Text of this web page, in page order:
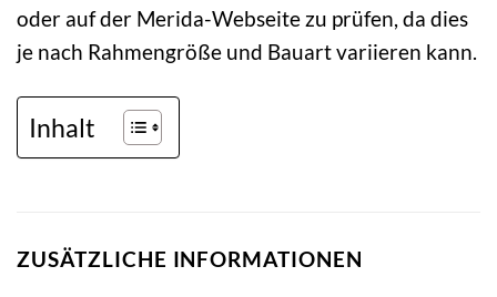
oder auf der Merida-Webseite zu prüfen, da dies
je nach Rahmengröße und Bauart variieren kann.
Inhalt
ZUSÄTZLICHE INFORMATIONEN